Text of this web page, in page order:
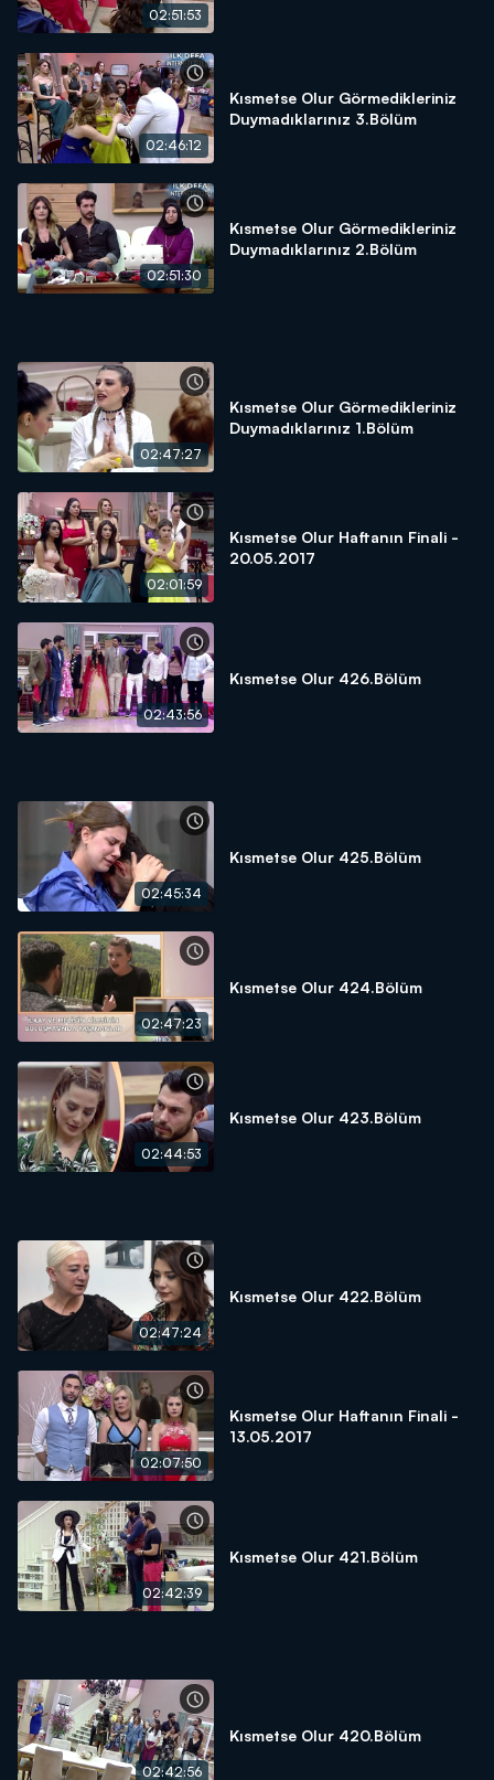
02:51:53
02:46:12
Kısmetse Olur Görmedikleriniz
Duymadıklarınız 3.Bölüm
02:51:30
Kısmetse Olur Görmedikleriniz
Duymadıklarınız 2.Bölüm
02:47:27
Kısmetse Olur Görmedikleriniz
Duymadıklarınız 1.Bölüm
02:01:59
Kısmetse Olur Haftanın Finali -
20.05.2017
02:43:56
Kısmetse Olur 426.Bölüm
02:45:34
Kısmetse Olur 425.Bölüm
02:47:23
Kısmetse Olur 424.Bölüm
02:44:53
Kısmetse Olur 423.Bölüm
02:47:24
Kısmetse Olur 422.Bölüm
02:07:50
Kısmetse Olur Haftanın Finali -
13.05.2017
02:42:39
Kısmetse Olur 421.Bölüm
02:42:56
Kısmetse Olur 420.Bölüm